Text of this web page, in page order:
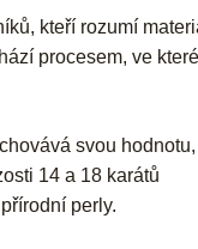
kteří rozumí
procesem, ve
svou hodnotu,
14 a 18 karátů
perly.